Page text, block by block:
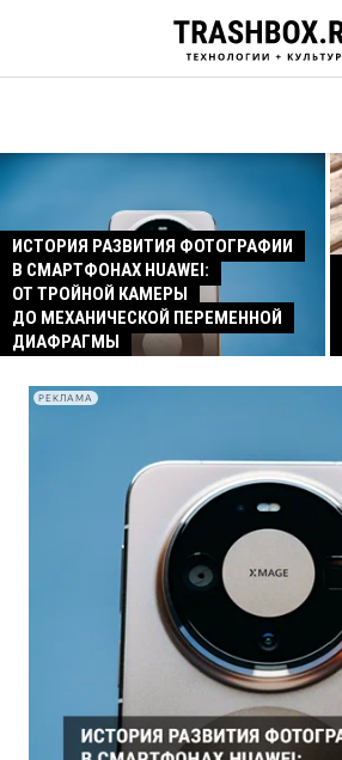
ИСТОРИЯ РАЗВИТИЯ ФОТОГРАФИИ
В СМАРТФОНАХ HUAWEI:
ОТ ТРОЙНОЙ КАМЕРЫ
ДО МЕХАНИЧЕСКОЙ ПЕРЕМЕННОЙ
ДИАФРАГМЫ
РЕКЛАМА